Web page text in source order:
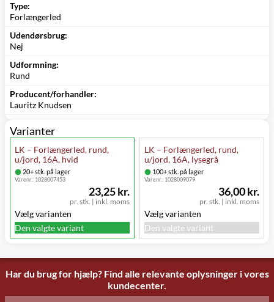
Type:
Forlængerled
Udendørsbrug:
Nej
Udformning:
Rund
Producent/forhandler:
Lauritz Knudsen
Varianter
LK – Forlængerled, rund,
u/jord, 16A, hvid
20+ stk. på lager
Varenr.: 1028007453
pr. stk. | inkl. moms
23,25 kr.
Vælg varianten
Den valgte variant
LK – Forlængerled, rund,
u/jord, 16A, lysegrå
100+ stk. på lager
Varenr.: 1028009079
pr. stk. | inkl. moms
36,00 kr.
Vælg varianten
Den valgte variant
Har du brug for hjælp? Find alle relevante oplysninger i vores
kundecenter.